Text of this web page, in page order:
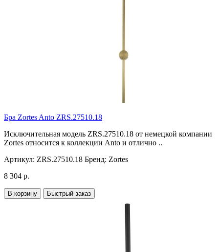
Бра Zortes Anto ZRS.27510.18
Исключительная модель ZRS.27510.18 от немецкой компании
Zortes относится к коллекции Anto и отлично ..
Артикул: ZRS.27510.18 Бренд: Zortes
8 304 р.
В корзину Быстрый заказ